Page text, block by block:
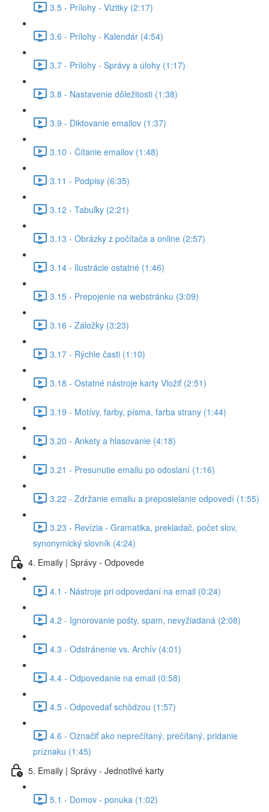
3.5 - Prílohy - Vizitky (2:17)
3.6 - Prílohy - Kalendár (4:54)
3.7 - Prílohy - Správy a úlohy (1:17)
3.8 - Nastavenie dôležitosti (1:38)
3.9 - Diktovanie emailov (1:37)
3.10 - Čítanie emailov (1:48)
3.11 - Podpisy (6:35)
3.12 - Tabuľky (2:21)
3.13 - Obrázky z počítača a online (2:57)
3.14 - Ilustrácie ostatné (1:46)
3.15 - Prepojenie na webstránku (3:09)
3.16 - Záložky (3:23)
3.17 - Rýchle časti (1:10)
3.18 - Ostatné nástroje karty Vložiť (2:51)
3.19 - Motívy, farby, písma, farba strany (1:44)
3.20 - Ankety a hlasovanie (4:18)
3.21 - Presunutie emailu po odoslaní (1:16)
3.22 - Zdržanie emailu a preposielanie odpovedí (1:55)
3.23 - Revízia - Gramatika, prekladač, počet slov,
synonymický slovník (4:24)
4. Emaily | Správy - Odpovede
4.1 - Nástroje pri odpovedaní na email (0:24)
4.2 - Ignorovanie pošty, spam, nevyžiadaná (2:08)
4.3 - Odstránenie vs. Archív (4:01)
4.4 - Odpovedanie na email (0:58)
4.5 - Odpovedať schôdzou (1:57)
4.6 - Označiť ako neprečítaný, prečítaný, pridanie
príznaku (1:45)
5. Emaily | Správy - Jednotlivé karty
5.1 - Domov - ponuka (1:02)